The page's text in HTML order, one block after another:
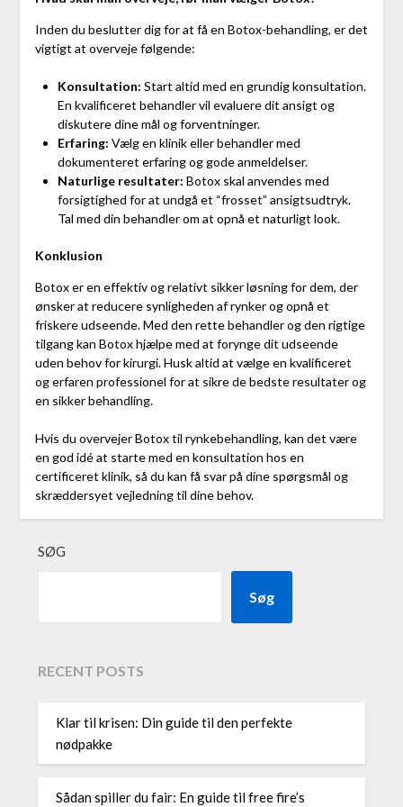
Inden du beslutter dig for at få en Botox-behandling, er det
vigtigt at overveje følgende:
Konsultation: Start altid med en grundig konsultation.
En kvalificeret behandler vil evaluere dit ansigt og
diskutere dine mål og forventninger.
Erfaring: Vælg en klinik eller behandler med
dokumenteret erfaring og gode anmeldelser.
Naturlige resultater: Botox skal anvendes med
forsigtighed for at undgå et “frosset” ansigtsudtryk.
Tal med din behandler om at opnå et naturligt look.
Konklusion
Botox er en effektiv og relativt sikker løsning for dem, der
ønsker at reducere synligheden af rynker og opnå et
friskere udseende. Med den rette behandler og den rigtige
tilgang kan Botox hjælpe med at forynge dit udseende
uden behov for kirurgi. Husk altid at vælge en kvalificeret
og erfaren professionel for at sikre de bedste resultater og
en sikker behandling.
Hvis du overvejer Botox til rynkebehandling, kan det være
en god idé at starte med en konsultation hos en
certificeret klinik, så du kan få svar på dine spørgsmål og
skræddersyet vejledning til dine behov.
SØG
Søg
RECENT POSTS
Klar til krisen: Din guide til den perfekte
nødpakke
Sådan spiller du fair: En guide til free fire’s